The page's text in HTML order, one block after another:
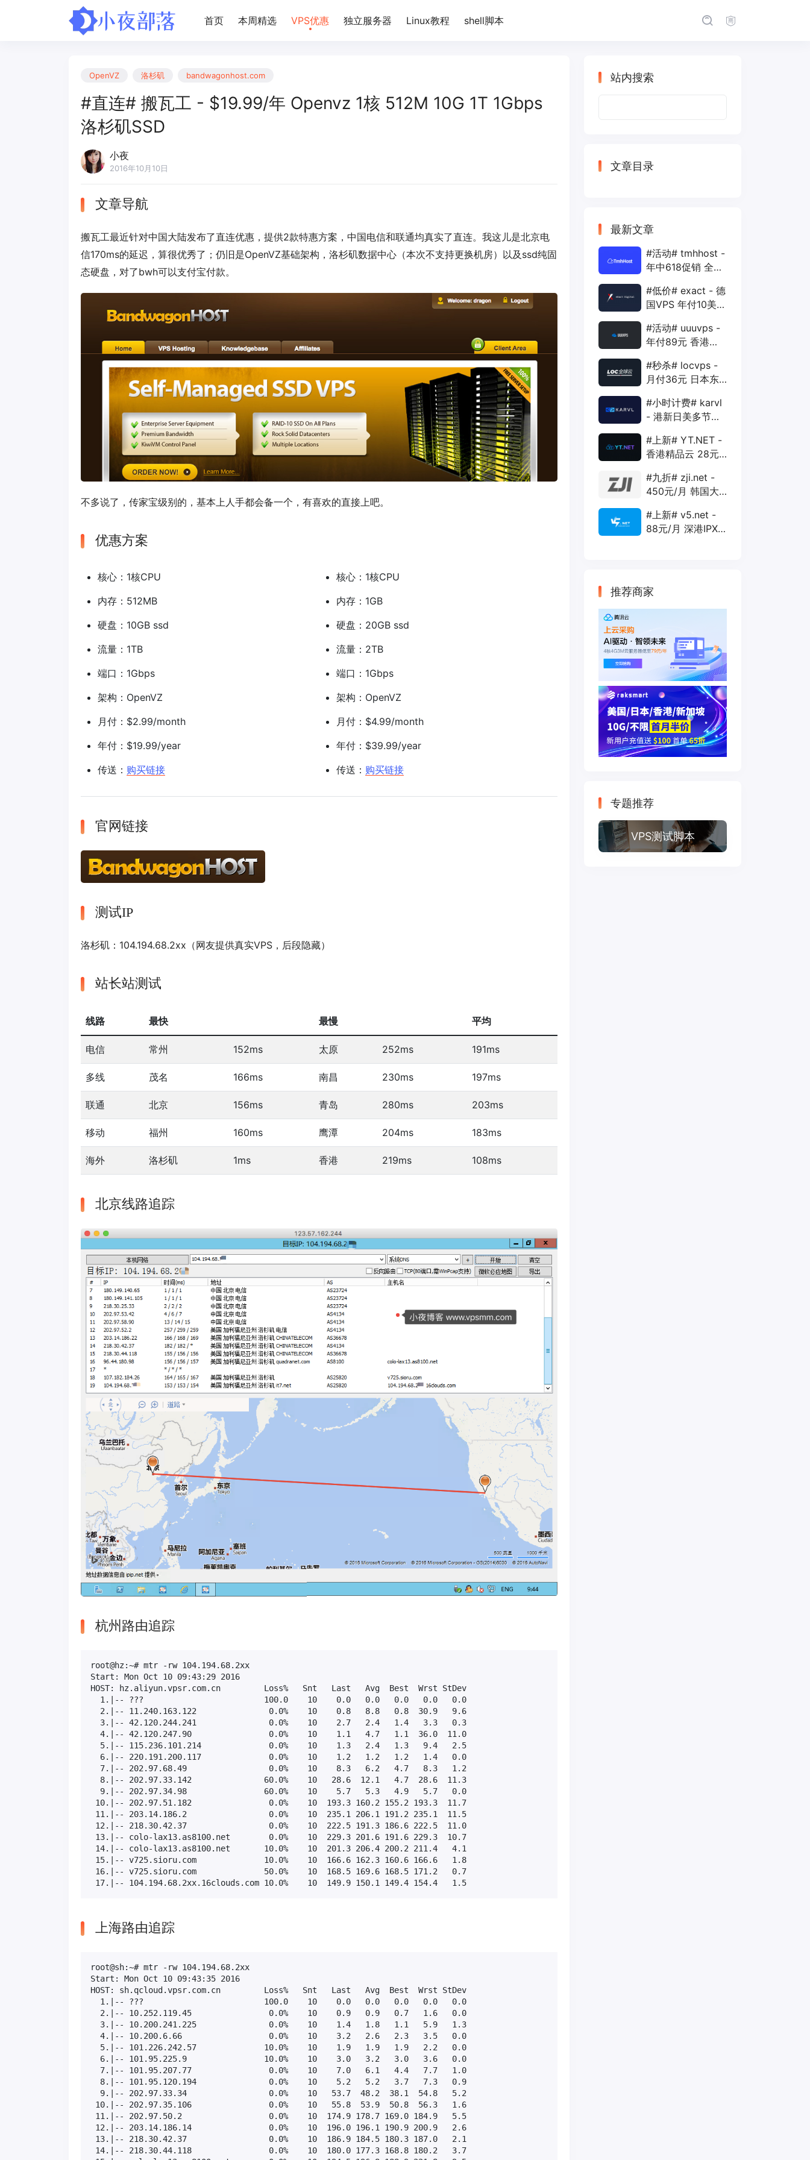
首页 本周精选 VPS优惠 独立服务器 Linux教程 shell脚本
OpenVZ 洛杉矶 bandwagonhost.com
#直连# 搬瓦工 - $19.99/年 Openvz 1核 512M 10G 1T 1Gbps
洛杉矶SSD
小夜
2016年10月10日
文章导航
搬瓦工最近针对中国大陆发布了直连优惠，提供2款特惠方案，中国电信和联通均真实了直连。我这儿是北京电
信170ms的延迟，算很优秀了；仍旧是OpenVZ基础架构，洛杉矶数据中心（本次不支持更换机房）以及ssd纯固
态硬盘，对了bwh可以支付宝付款。
不多说了，传家宝级别的，基本上人手都会备一个，有喜欢的直接上吧。
优惠方案
核心：1核CPU
内存：512MB
硬盘：10GB ssd
流量：1TB
端口：1Gbps
架构：OpenVZ
月付：$2.99/month
年付：$19.99/year
传送： 购买链接
核心：1核CPU
内存：1GB
硬盘：20GB ssd
流量：2TB
端口：1Gbps
架构：OpenVZ
月付：$4.99/month
年付：$39.99/year
传送： 购买链接
官网链接
测试IP
洛杉矶：104.194.68.2xx（网友提供真实VPS，后段隐藏）
站长站测试
线路 最快 最慢 平均
电信 常州 152ms 太原 252ms 191ms
多线 茂名 166ms 南昌 230ms 197ms
联通 北京 156ms 青岛 280ms 203ms
移动 福州 160ms 鹰潭 204ms 183ms
海外 洛杉矶 1ms 香港 219ms 108ms
北京线路追踪
杭州路由追踪
root@hz:~# mtr -rw 104.194.68.2xx
Start: Mon Oct 10 09:43:29 2016
HOST: hz.aliyun.vpsr.com.cn         Loss%   Snt   Last   Avg  Best  Wrst StDev
  1.|-- ???                         100.0    10    0.0   0.0   0.0   0.0   0.0
  2.|-- 11.240.163.122               0.0%    10    0.8   8.8   0.8  30.9   9.6
  3.|-- 42.120.244.241               0.0%    10    2.7   2.4   1.4   3.3   0.3
  4.|-- 42.120.247.90                0.0%    10    1.1   4.7   1.1  36.0  11.0
  5.|-- 115.236.101.214              0.0%    10    1.3   2.4   1.3   9.4   2.5
  6.|-- 220.191.200.117              0.0%    10    1.2   1.2   1.2   1.4   0.0
  7.|-- 202.97.68.49                 0.0%    10    8.3   6.2   4.7   8.3   1.2
  8.|-- 202.97.33.142               60.0%    10   28.6  12.1   4.7  28.6  11.3
  9.|-- 202.97.34.98                60.0%    10    5.7   5.3   4.9   5.7   0.0
10.|-- 202.97.51.182                0.0%    10  193.3 160.2 155.2 193.3  11.7
11.|-- 203.14.186.2                 0.0%    10  235.1 206.1 191.2 235.1  11.5
12.|-- 218.30.42.37                 0.0%    10  222.5 191.3 186.6 222.5  11.0
13.|-- colo-lax13.as8100.net        0.0%    10  229.3 201.6 191.6 229.3  10.7
14.|-- colo-lax13.as8100.net       10.0%    10  201.3 206.4 200.2 211.4   4.1
15.|-- v725.sioru.com              10.0%    10  166.6 162.3 160.6 166.6   1.8
16.|-- v725.sioru.com              50.0%    10  168.5 169.6 168.5 171.2   0.7
17.|-- 104.194.68.2xx.16clouds.com 10.0%    10  149.9 150.1 149.4 154.4   1.5
上海路由追踪
root@sh:~# mtr -rw 104.194.68.2xx
Start: Mon Oct 10 09:43:35 2016
HOST: sh.qcloud.vpsr.com.cn         Loss%   Snt   Last   Avg  Best  Wrst StDev
  1.|-- ???                         100.0    10    0.0   0.0   0.0   0.0   0.0
  2.|-- 10.252.119.45                0.0%    10    0.9   0.9   0.7   1.6   0.0
  3.|-- 10.200.241.225               0.0%    10    1.4   1.8   1.1   5.9   1.3
  4.|-- 10.200.6.66                  0.0%    10    3.2   2.6   2.3   3.5   0.0
  5.|-- 101.226.242.57              10.0%    10    1.9   1.9   1.9   2.2   0.0
  6.|-- 101.95.225.9                10.0%    10    3.0   3.2   3.0   3.6   0.0
  7.|-- 101.95.207.77                0.0%    10    7.0   6.1   4.4   7.7   1.0
  8.|-- 101.95.120.194               0.0%    10    5.2   5.2   3.7   7.3   0.9
  9.|-- 202.97.33.34                 0.0%    10   53.7  48.2  38.1  54.8   5.2
10.|-- 202.97.35.106                0.0%    10   55.8  53.9  50.8  56.3   1.6
11.|-- 202.97.50.2                  0.0%    10  174.9 178.7 169.0 184.9   5.5
12.|-- 203.14.186.14                0.0%    10  196.0 196.1 190.9 200.9   2.6
13.|-- 218.30.42.37                 0.0%    10  186.9 184.5 180.3 187.0   2.1
14.|-- 218.30.44.118                0.0%    10  180.0 177.3 168.8 180.2   3.7
站内搜索
文章目录
最新文章
#活动# tmhhost -
年中618促销 全场
年付VPS
#低价# exact - 德
国VPS 年付10美元
1Gbps
#活动# uuuvps -
年付89元 香港
400G 30M
#秒杀# locvps -
月付36元 日本东
40G 1T 450Mbps
#小时计费# karvl
- 港新日美多节点
20G 5T 1Gbps
#上新# YT.NET -
香港精品云 28元/
AS10099+移动
CMI
#九折# zji.net -
450元/月 韩国大
优化和纯国际线路
#上新# v5.net -
88元/月 深港IPX
推荐商家
专题推荐
VPS测试脚本